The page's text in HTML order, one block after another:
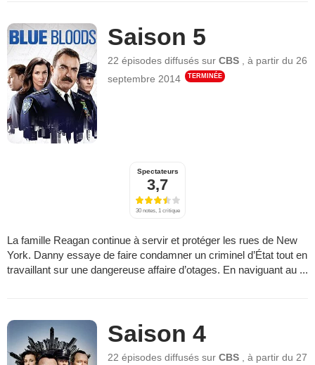
Saison 5
22 épisodes diffusés surCBS ,à partir du 26
septembre 2014
TERMINÉE
Spectateurs
3,7
30 notes, 1 critique
La famille Reagan continue à servir et protéger les rues de New
York. Danny essaye de faire condamner un criminel d’État tout en
travaillant sur une dangereuse affaire d’otages. En naviguant au ...
Saison 4
22 épisodes diffusés surCBS ,à partir du 27